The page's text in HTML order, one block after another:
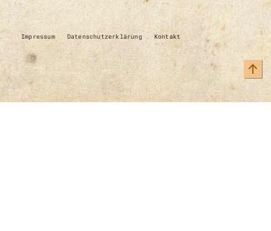
Impressum Datenschutzerklärung Kontakt